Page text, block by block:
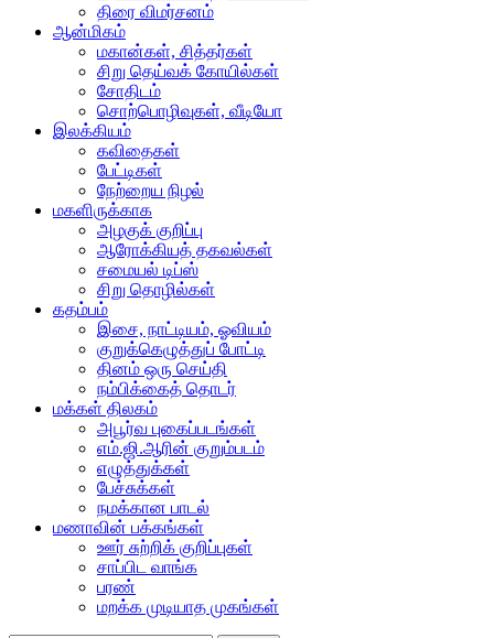
திரை விமர்சனம்
ஆன்மிகம்
மகான்கள், சித்தர்கள்
சிறு தெய்வக் கோயில்கள்
சோதிடம்
சொற்பொழிவுகள், வீடியோ
இலக்கியம்
கவிதைகள்
பேட்டிகள்
நேற்றைய நிழல்
மகளிருக்காக
அழகுக் குறிப்பு
ஆரோக்கியத் தகவல்கள்
சமையல் டிப்ஸ்
சிறு தொழில்கள்
கதம்பம்
இசை, நாட்டியம், ஓவியம்
குறுக்கெழுத்துப் போட்டி
தினம் ஒரு செய்தி
நம்பிக்கைத் தொடர்
மக்கள் திலகம்
அபூர்வ புகைப்படங்கள்
எம்.ஜி.ஆரின் குறும்படம்
எழுத்துக்கள்
பேச்சுக்கள்
நமக்கான பாடல்
மணாவின் பக்கங்கள்
ஊர் சுற்றிக் குறிப்புகள்
சாப்பிட வாங்க
பரண்
மறக்க முடியாத முகங்கள்